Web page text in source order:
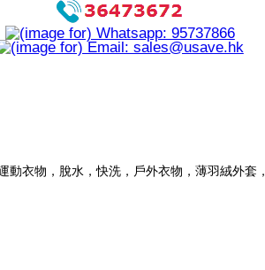
衣物，脫水，快洗，戶外衣物，薄羽絨外套